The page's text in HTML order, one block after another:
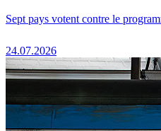
Sept pays votent contre le
24.07.2026